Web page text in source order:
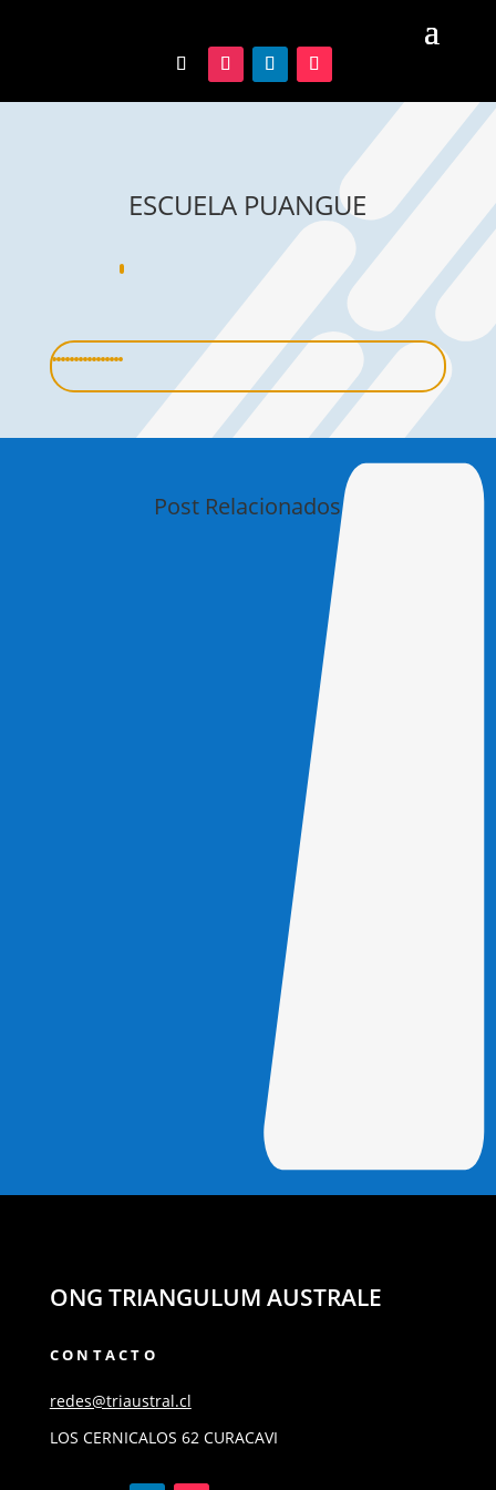
ESCUELA PUANGUE
Post Relacionados
ONG TRIANGULUM AUSTRALE
CONTACTO
redes@triaustral.cl
LOS CERNICALOS 62 CURACAVI